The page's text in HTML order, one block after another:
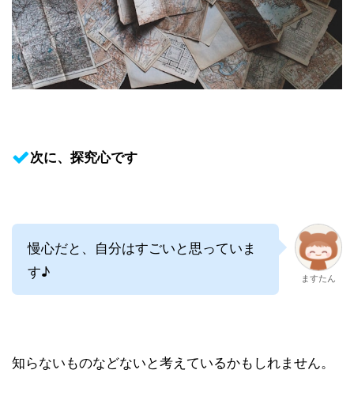
次に、探究心です
慢心だと、自分はすごいと思っていま
す♪
ますたん
知らないものなどないと考えているかもしれません。